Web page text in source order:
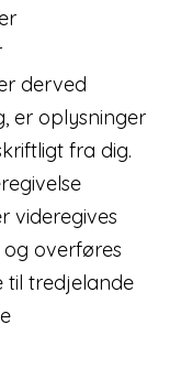
derved
er oplysninger
fra dig.
videregives
overføres
til tredjelande